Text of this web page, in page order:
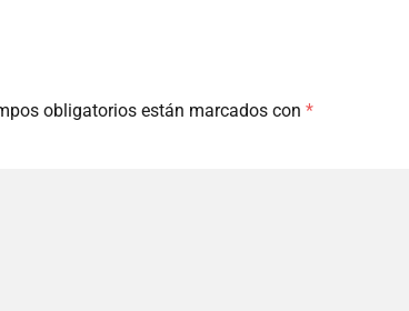
obligatorios están marcados con *